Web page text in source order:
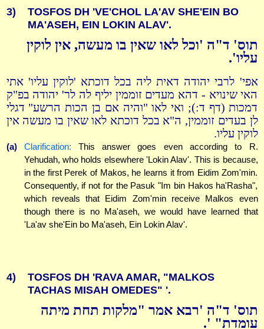
3)
TOSFOS DH 'VE'CHOL LA'AV SHE'EIN BO
MA'ASEH, EIN LOKIN ALAV'.
תוס' ד"ה 'וכל לאו שאין בו מעשה, אין לוקין
עליו'.
אפי' לרבי יהודה דאית ליה בכל דוכתא 'לוקין עליו' אתי
האי שינויא - דהא מעדים זוממין יליף לה לר' יהודה בפ"ק
דמכות (דף ד:); ואי לאו "והיה אם בן הכות הרשע" דגלי
לן בעדים זוממין, ה"א בכל דוכתא לאו שאין בו מעשה אין
לוקין עליו.
(a) Clarification: This answer goes even according to R.
Yehudah, who holds elsewhere 'Lokin Alav'. This is because,
in the first Perek of Makos, he learns it from Eidim Zom'min.
Consequently, if not for the Pasuk "Im bin Hakos ha'Rasha",
which reveals that Eidim Zom'min receive Malkos even
though there is no Ma'aseh, we would have learned that
'La'av she'Ein bo Ma'aseh, Ein Lokin Alav'.
4)
TOSFOS DH 'RAVA AMAR, "MALKOS
TACHAS MISAH OMEDES" '.
תוס' ד"ה 'רבא אמר "מלקות תחת מיתה
עומדת" '.